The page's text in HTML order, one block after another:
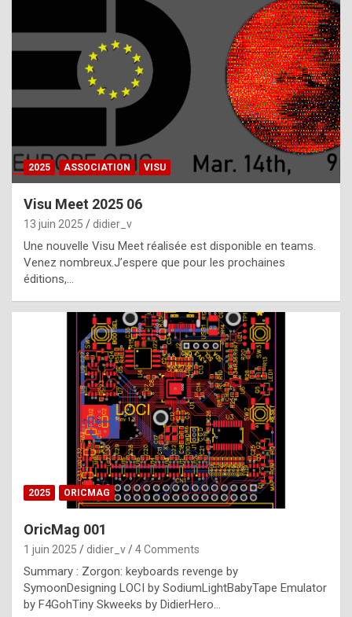
h
a
t
t
e
b
e
s
t
p
h
o
n
y
l
e
2025 ASSOCIATION VISU
Visu Meet 2025 06
13 juin 2025 didier_v
Une nouvelle Visu Meet réalisée est disponible en teams.
Venez nombreux.J’espere que pour les prochaines
éditions,…
2025 ORICMAG
OricMag 001
1 juin 2025 didier_v 4 Comments
Summary : Zorgon: keyboards revenge by
SymoonDesigning LOCI by SodiumLightBabyTape Emulator
by F4GohTiny Skweeks by DidierHero…